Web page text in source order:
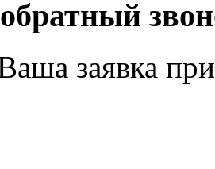
заявка